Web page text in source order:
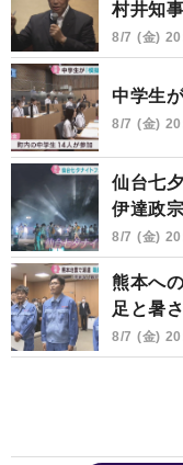
村井知
8/7 (金)
中学生
8/7 (金)
仙台七
伊達政
8/7 (金)
熊本へ
足と暑
8/7 (金)